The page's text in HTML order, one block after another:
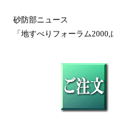
砂防部ニュース
「地すべりフォーラム